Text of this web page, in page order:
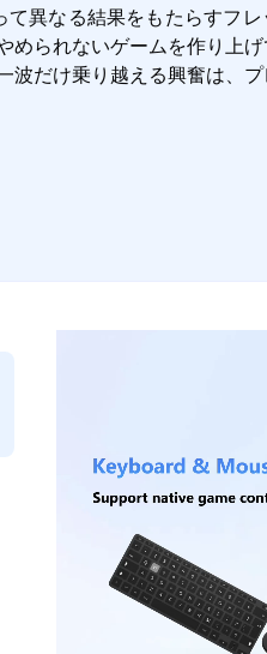
異なる結果をもたらすフ
られないゲームを作り上
だけ乗り越える興奮は、プ